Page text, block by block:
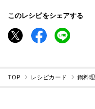
このレシピをシェアする
TOP レシピカード 鍋料理